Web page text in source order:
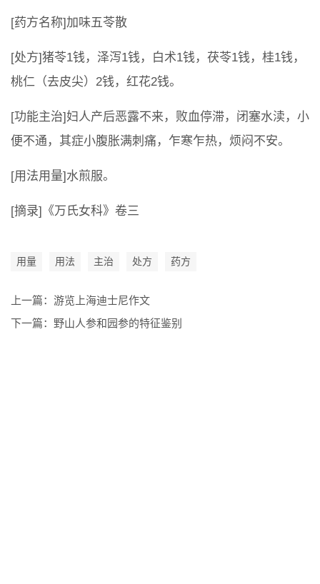
[药方名称]加味五苓散
[处方]猪苓1钱，泽泻1钱，白术1钱，茯苓1钱，桂1钱，
桃仁（去皮尖）2钱，红花2钱。
[功能主治]妇人产后恶露不来，败血停滞，闭塞水渎，小
便不通，其症小腹胀满刺痛，乍寒乍热，烦闷不安。
[用法用量]水煎服。
[摘录]《万氏女科》卷三
用量 用法 主治 处方 药方
上一篇： 游览上海迪士尼作文
下一篇： 野山人参和园参的特征鉴别